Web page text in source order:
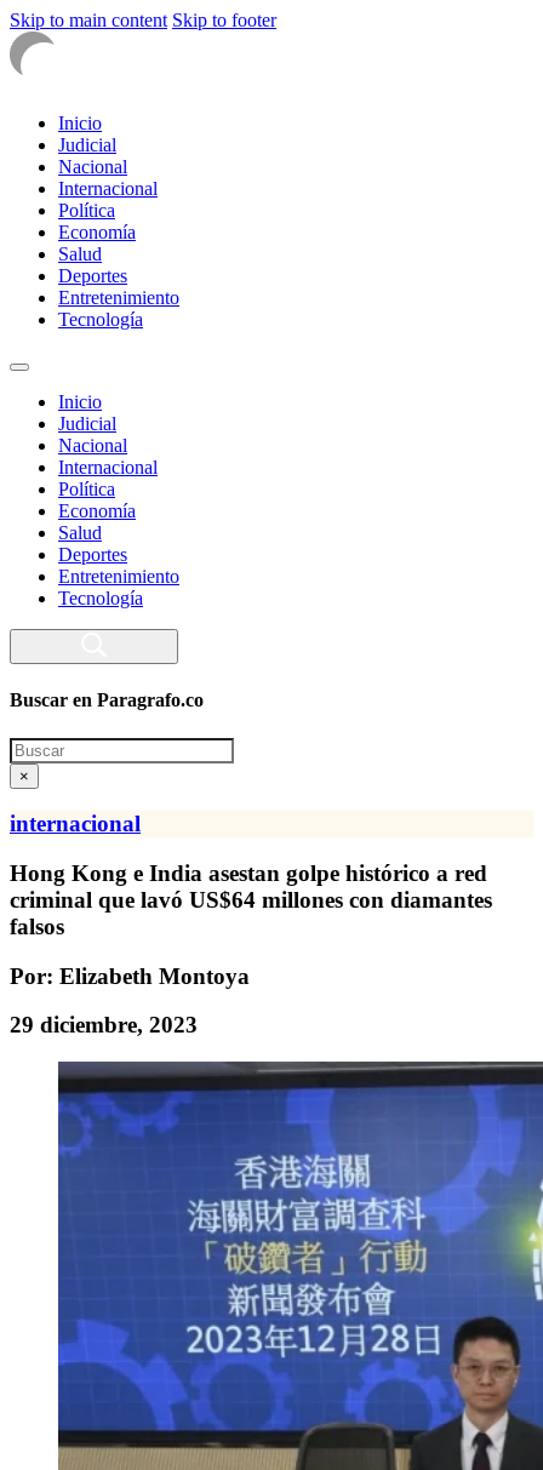
Skip to main content Skip to footer
Inicio
Judicial
Nacional
Internacional
Política
Economía
Salud
Deportes
Entretenimiento
Tecnología
Inicio
Judicial
Nacional
Internacional
Política
Economía
Salud
Deportes
Entretenimiento
Tecnología
Buscar en Paragrafo.co
Search
×
internacional
Hong Kong e India asestan golpe histórico a red
criminal que lavó US$64 millones con diamantes
falsos
Por: Elizabeth Montoya
29 diciembre, 2023